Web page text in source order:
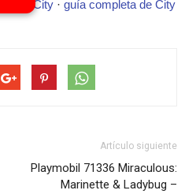
de City · guía completa de City
Artículo siguiente
Playmobil 71336 Miraculous:
Marinette & Ladybug –